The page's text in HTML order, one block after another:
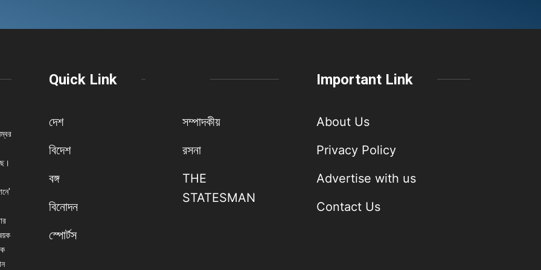
Quick Link
দেশ
বিদেশ
বঙ্গ
বিনোদন
স্পোর্টস
সম্পাদকীয়
রসনা
THE
STATESMAN
Important Link
About Us
Privacy Policy
Advertise with us
Contact Us